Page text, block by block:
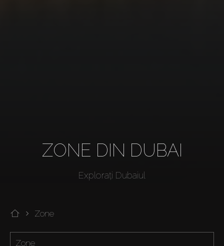
ZONE DIN DUBAI
Explorați Dubaiul
Zone